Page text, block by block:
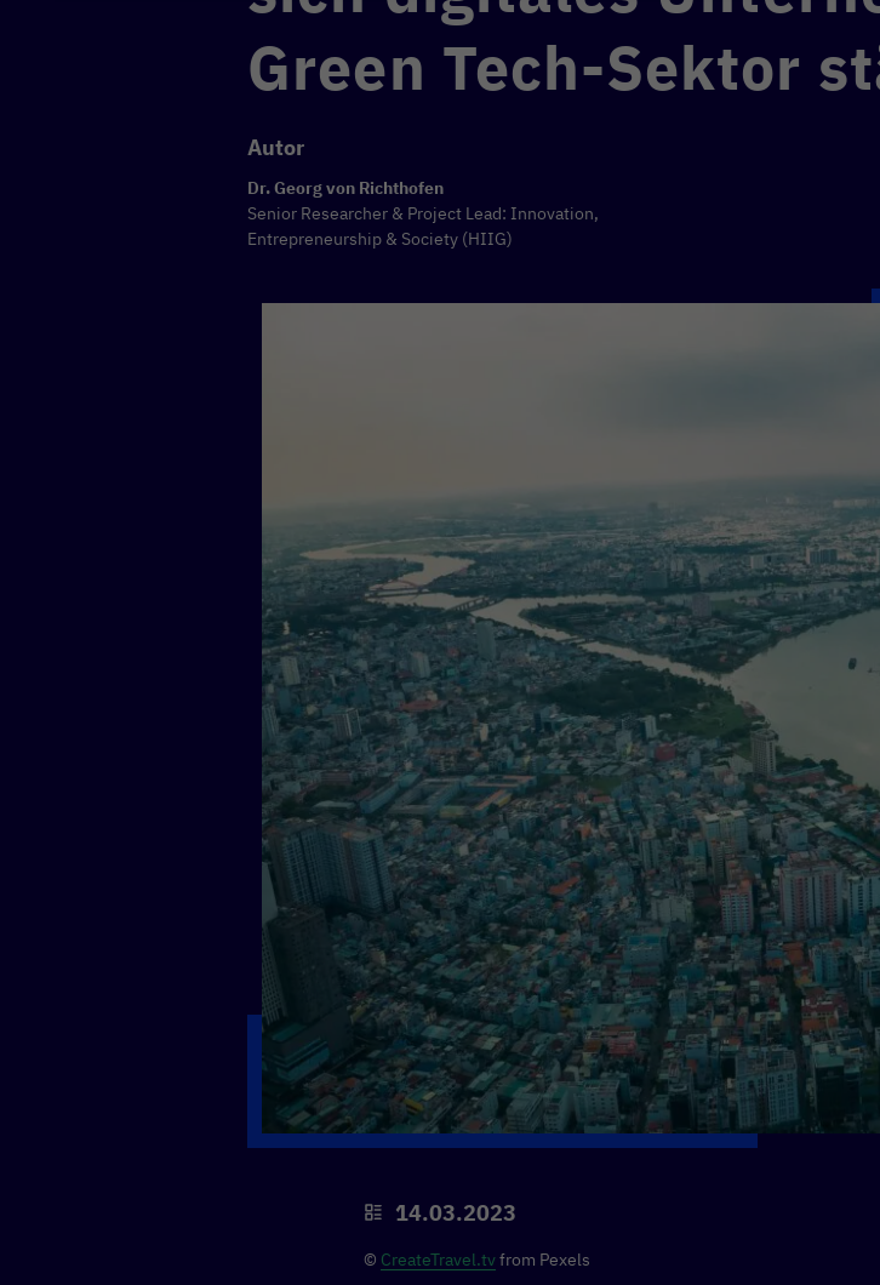
Green Tech-Sektor
Autor
Dr. Georg von Richthofen
Senior Researcher & Project Lead: Innovation,
Entrepreneurship & Society (HIIG)
14.03.2023
© CreateTravel.tvfrom Pexels